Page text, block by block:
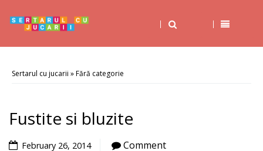
Sertarul cu jucarii »Fără categorie
Fustite si bluzite
February 26, 2014 Comment